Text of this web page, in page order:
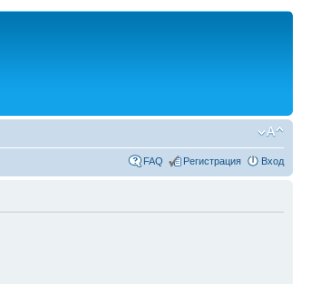
FAQ Регистрация Вход